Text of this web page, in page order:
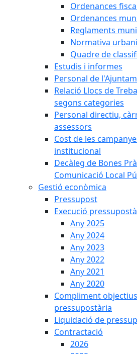
Ordenances
Ordenances
Reglaments
Normativa
Quadre de
Estudis i informes
Personal de
Relació Llocs de
segons categories
Personal directiu,
assessors
Cost de les
institucional
Decàleg de Bones
Comunicació Local
Gestió econòmica
Pressupost
Execució
Any 2025
Any 2024
Any 2023
Any 2022
Any 2021
Any 2020
Compliment
pressupostària
Liquidació de
Contractació
2026